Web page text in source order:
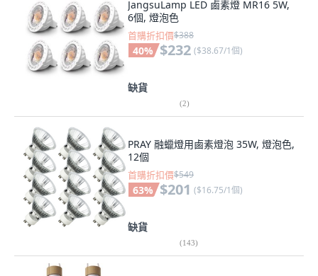
JangsuLamp LED 鹵素燈 MR16 5W,
6個, 燈泡色
首購折扣價$388
40% $232 ($38.67/1個)
缺貨
(2)
PRAY 融蠟燈用鹵素燈泡 35W, 燈泡色,
12個
首購折扣價$549
63% $201 ($16.75/1個)
缺貨
(143)